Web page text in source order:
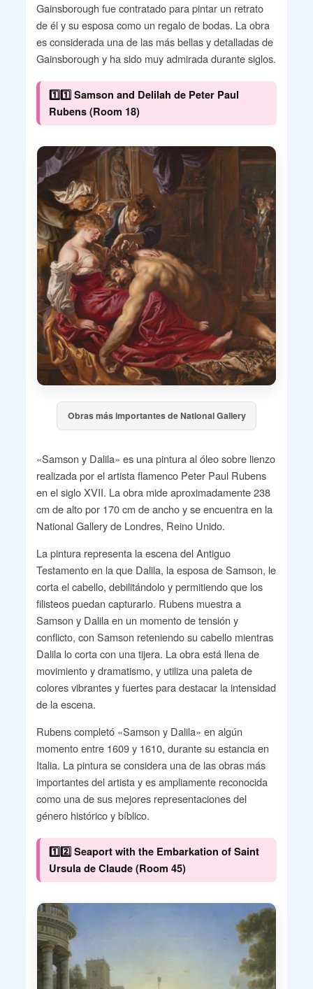
Gainsborough fue contratado para pintar un retrato
de él y su esposa como un regalo de bodas. La obra
es considerada una de las más bellas y detalladas de
Gainsborough y ha sido muy admirada durante siglos.
1️⃣1️⃣ Samson and Delilah de Peter Paul
Rubens (Room 18)
Obras más importantes de National Gallery
«Samson y Dalila» es una pintura al óleo sobre lienzo
realizada por el artista flamenco Peter Paul Rubens
en el siglo XVII. La obra mide aproximadamente 238
cm de alto por 170 cm de ancho y se encuentra en la
National Gallery de Londres, Reino Unido.
La pintura representa la escena del Antiguo
Testamento en la que Dalila, la esposa de Samson, le
corta el cabello, debilitándolo y permitiendo que los
filisteos puedan capturarlo. Rubens muestra a
Samson y Dalila en un momento de tensión y
conflicto, con Samson reteniendo su cabello mientras
Dalila lo corta con una tijera. La obra está llena de
movimiento y dramatismo, y utiliza una paleta de
colores vibrantes y fuertes para destacar la intensidad
de la escena.
Rubens completó «Samson y Dalila» en algún
momento entre 1609 y 1610, durante su estancia en
Italia. La pintura se considera una de las obras más
importantes del artista y es ampliamente reconocida
como una de sus mejores representaciones del
género histórico y bíblico.
1️⃣2️⃣ Seaport with the Embarkation of Saint
Ursula de Claude (Room 45)